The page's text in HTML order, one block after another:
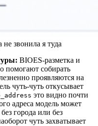
звонила я туда
BIOES-разметка и
помогают собирать
проявляются на
чуть-чуть откусывает
это видно почти
адреса модель может
без города или без
чуть захватывает